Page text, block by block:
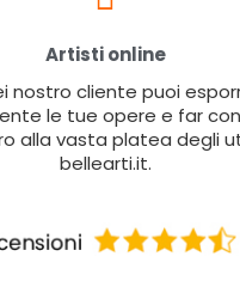
Artisti online
nostro cliente puoi
le tue opere e far
alla vasta platea degli
bellearti.it.